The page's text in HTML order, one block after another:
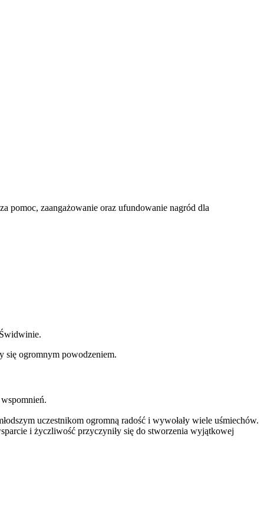
pomoc, zaangażowanie oraz ufundowanie nagród dla
się ogromnym powodzeniem.
uczestnikom ogromną radość i wywołały wiele uśmiechów.
i życzliwość przyczyniły się do stworzenia wyjątkowej